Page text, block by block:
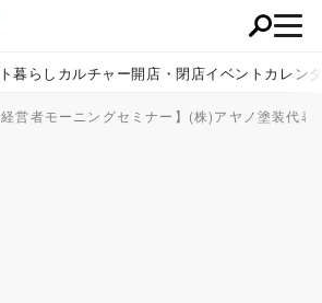
暮らし カルチャー開店・閉店イベントカレン
営者モーニングセミナー】(株)アヤノ塗装代表